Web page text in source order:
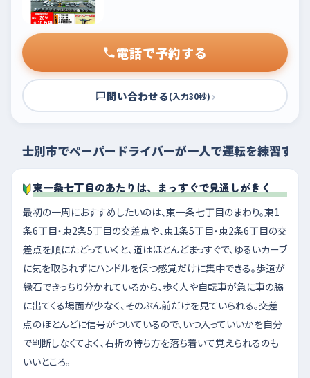
電話で予約する
問い合わせる(入力30秒) ›
士別市でペーパードライバーが一人で運転を練習する
東一条七丁目のあたりは、まっすぐで見通しがきく
最初の一周におすすめしたいのは、東一条七丁目のまわり。東1
条6丁目・東2条5丁目の交差点や、東1条5丁目・東2条6丁目の交
差点を順にたどっていくと、道はほとんどまっすぐで、ゆるいカーブ
に気を取られずにハンドルを保つ感覚だけに集中できる。歩道が
縁石できっちり分かれているから、歩く人や自転車が急に車の脇
に出てくる場面が少なく、そのぶん前だけを見ていられる。交差
点のほとんどに信号がついているので、いつ入っていいかを自分
で判断しなくてよく、右折の待ち方を落ち着いて覚えられるのも
いいところ。